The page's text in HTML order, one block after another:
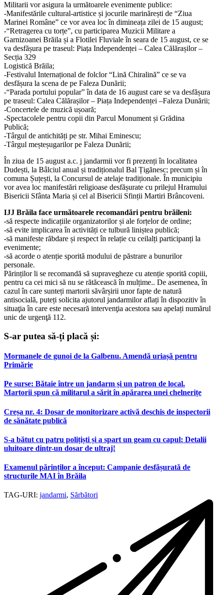
Militarii vor asigura la următoarele evenimente publice:
-Manifestările cultural-artistice și jocurile marinărești de “Ziua
Marinei Române” ce vor avea loc în dimineața zilei de 15 august;
-“Retragerea cu torțe”, cu participarea Muzicii Militare a
Garnizoanei Brăila și a Flotilei Fluviale în seara de 15 august, ce se
va desfășura pe traseul: Piața Independenței – Calea Călărașilor –
Secția 329
Logistică Brăila;
-Festivalul Internațional de folclor “Lină Chiralină” ce se va
desfășura la scena de pe Faleza Dunării;
-“Parada portului popular” în data de 16 august care se va desfășura
pe traseul: Calea Călărașilor – Piața Independenței –Faleza Dunării;
-Concertele de muzică ușoară;
-Spectacolele pentru copii din Parcul Monument și Grădina
Publică;
-Târgul de antichități pe str. Mihai Eminescu;
-Târgul meșteșugarilor pe Faleza Dunării;
În ziua de 15 august a.c. j jandarmii vor fi prezenți în localitatea
Dudești, la Bâlciul anual și tradiționalul Bal Țigănesc; precum și în
comuna Șuțești, la Concursul de atelaje tradiționale. În municipiu
vor avea loc manifestări religioase desfășurate cu prilejul Hramului
Bisericii Sfânta Maria și cel al Bisericii Sfinții Martiri Brâncoveni.
IJJ Brăila face următoarele recomandări pentru brăileni:
-să respecte indicațiile organizatorilor și ale forțelor de ordine;
-să evite implicarea în activități ce tulbură liniștea publică;
-să manifeste răbdare și respect în relație cu ceilalți participanți la
evenimente;
-să acorde o atenție sporită modului de păstrare a bunurilor
personale.
Părinților li se recomandă să supravegheze cu atenție sporită copiii,
pentru ca cei mici să nu se rătăcească în mulțime.. De asemenea, în
cazul în care sunteți martorii săvârșirii unor fapte de natură
antisocială, puteți solicita ajutorul jandarmilor aflați în dispozitiv în
situaţia în care este necesară intervenţia acestora sau apelați numărul
unic de urgenţă 112.
S-ar putea să-ți placă și:
Mormanele de gunoi de la Galbenu. Amendă uriașă pentru
Primărie
Pe surse: Bătaie între un jandarm și un patron de local.
Martorii spun că militarul a sărit în apărarea unei chelnerițe
Creșa nr. 4: Dosar de monitorizare activă deschis de inspectorii
de sănătate publică
S-a bătut cu patru polițiști și a spart un geam cu capul: Detalii
uluitoare dintr-un dosar de ultraj!
Examenul părinților a început: Campanie desfășurată de
structurile MAI în Brăila
TAG-URI: jandarmi, Sărbători